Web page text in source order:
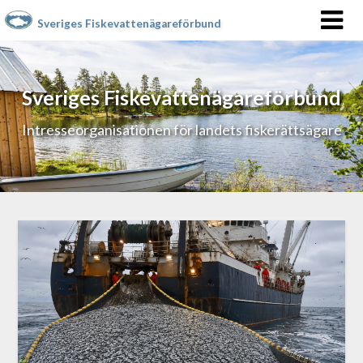
Sveriges Fiskevattenägareförbund
Sveriges Fiskevattenägareförbund
Intresseorganisationen för landets fiskerättsägare